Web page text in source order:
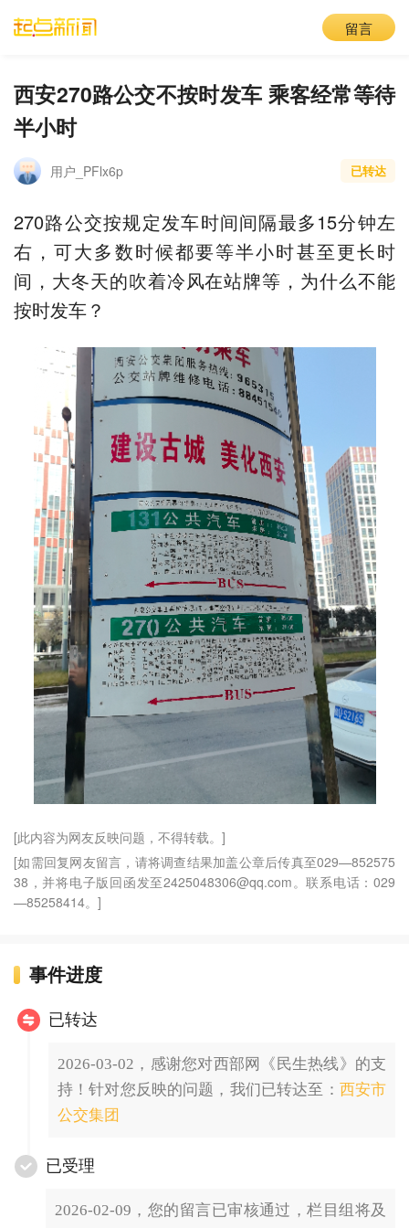
留言
西安270路公交不按时发车 乘客经常等待
半小时
用户_PFlx6p 已转达
270路公交按规定发车时间间隔最多15分钟左
右，可大多数时候都要等半小时甚至更长时
间，大冬天的吹着冷风在站牌等，为什么不能
按时发车？
[此内容为网友反映问题，不得转载。]
[如需回复网友留言，请将调查结果加盖公章后传真至029—852575
38，并将电子版回函发至2425048306@qq.com。联系电话：029
—85258414。]
事件进度
已转达
2026-03-02，感谢您对西部网《民生热线》的支
持！针对您反映的问题，我们已转达至： 西安市
公交集团
已受理
2026-02-09，您的留言已审核通过，栏目组将及